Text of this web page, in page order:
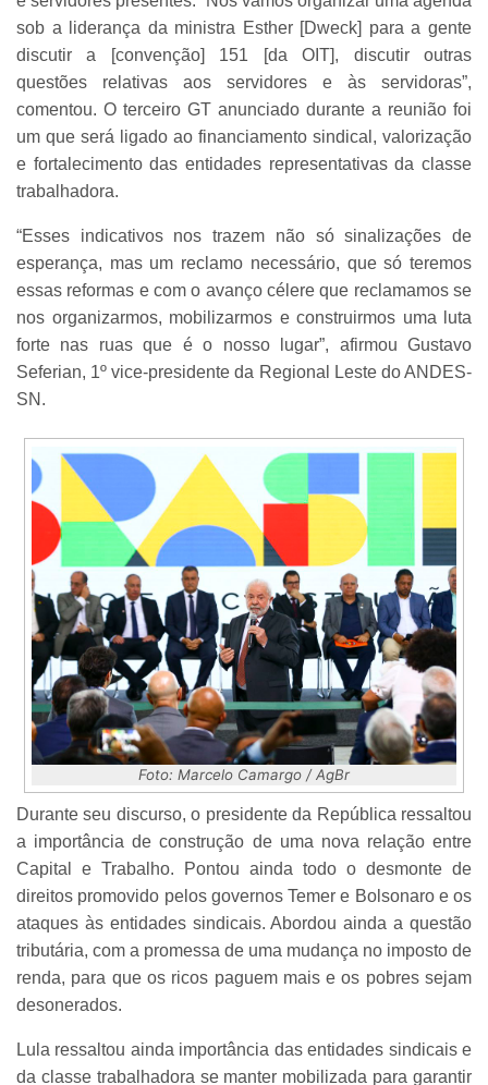
sob a liderança da ministra Esther [Dweck] para a gente
discutir a [convenção] 151 [da OIT], discutir outras
questões relativas aos servidores e às servidoras”,
comentou. O terceiro GT anunciado durante a reunião foi
um que será ligado ao financiamento sindical, valorização
e fortalecimento das entidades representativas da classe
trabalhadora.
“Esses indicativos nos trazem não só sinalizações de
esperança, mas um reclamo necessário, que só teremos
essas reformas e com o avanço célere que reclamamos se
nos organizarmos, mobilizarmos e construirmos uma luta
forte nas ruas que é o nosso lugar”, afirmou Gustavo
Seferian, 1º vice-presidente da Regional Leste do ANDES-
SN.
Foto: Marcelo Camargo / AgBr
Durante seu discurso, o presidente da República ressaltou
a importância de construção de uma nova relação entre
Capital e Trabalho. Pontou ainda todo o desmonte de
direitos promovido pelos governos Temer e Bolsonaro e os
ataques às entidades sindicais. Abordou ainda a questão
tributária, com a promessa de uma mudança no imposto de
renda, para que os ricos paguem mais e os pobres sejam
desonerados.
Lula ressaltou ainda importância das entidades sindicais e
da classe trabalhadora se manter mobilizada para garantir